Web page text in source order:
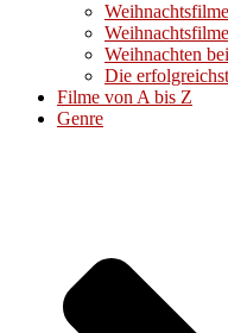
Weihnachten
Die
Filme von A bis Z
Genre